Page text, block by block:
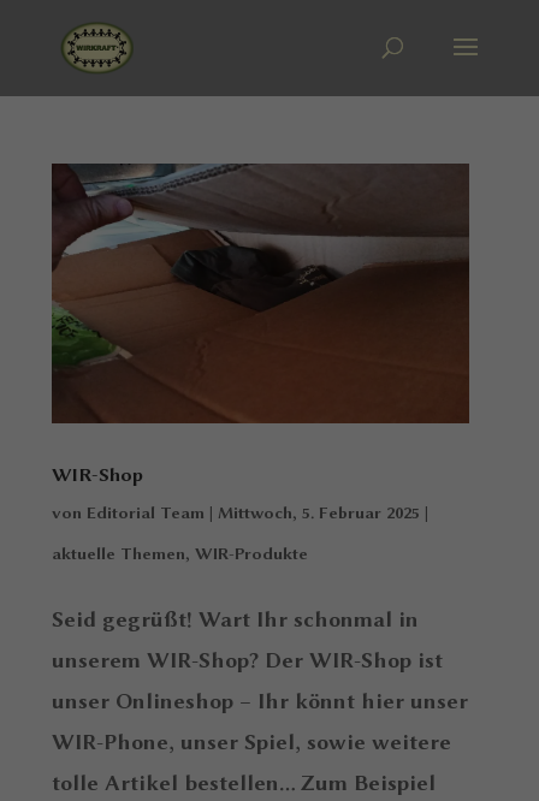
WIR-Shop
von Editorial Team | Mittwoch, 5. Februar 2025 |
aktuelle Themen,WIR-Produkte
Seid gegrüßt! Wart Ihr schonmal in
unserem WIR-Shop? Der WIR-Shop ist
unser Onlineshop – Ihr könnt hier unser
WIR-Phone, unser Spiel, sowie weitere
tolle Artikel bestellen… Zum Beispiel